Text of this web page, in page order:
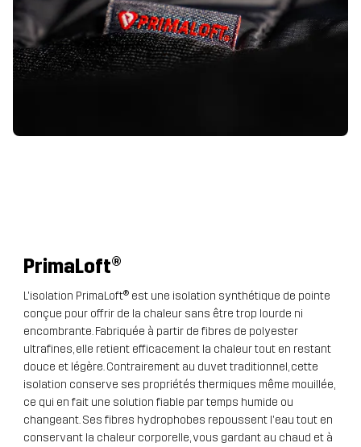
PrimaLoft®
L'isolation PrimaLoft® est une isolation synthétique de pointe
conçue pour offrir de la chaleur sans être trop lourde ni
encombrante. Fabriquée à partir de fibres de polyester
ultrafines, elle retient efficacement la chaleur tout en restant
douce et légère. Contrairement au duvet traditionnel, cette
isolation conserve ses propriétés thermiques même mouillée,
ce qui en fait une solution fiable par temps humide ou
changeant. Ses fibres hydrophobes repoussent l'eau tout en
conservant la chaleur corporelle, vous gardant au chaud et à